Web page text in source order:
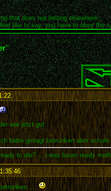
that does not belong elsewhere.
like to say, you have to obey the
"
:
war jetzt gut
hätte gesagt betrunken aber schule
ready to die?.... i was bourn ready
:
....